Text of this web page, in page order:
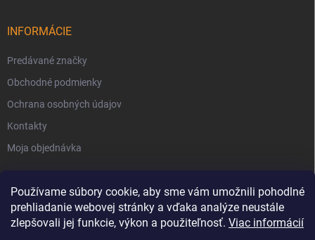
Používame súbory cookie, aby sme vám umožnili pohodlné
prehliadanie webovej stránky a vďaka analýze neustále
zlepšovali jej funkcie, výkon a použiteľnosť. Viac informácií
INFORMÁCIE
Predávané značky
Obchodné podmienky
Ochrana osobných údajov
Kontakty
Moja objednávka